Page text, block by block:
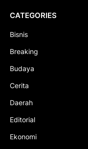
CATEGORIES
Bisnis
Breaking
Budaya
Cerita
Daerah
Editorial
Ekonomi